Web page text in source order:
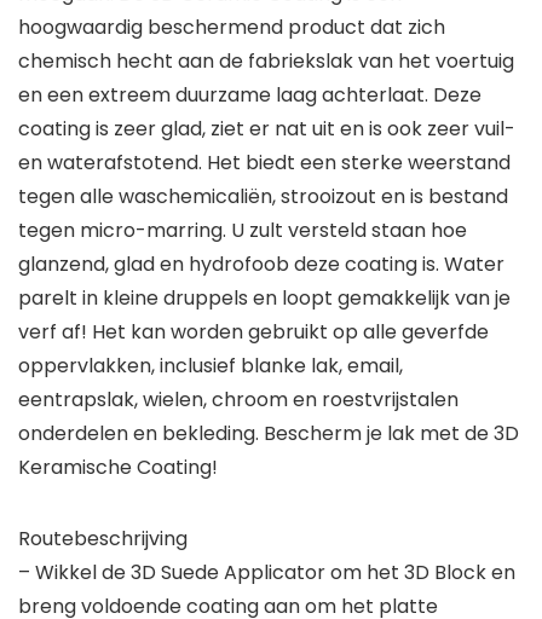
hoogwaardig beschermend product dat zich
chemisch hecht aan de fabriekslak van het voertuig
en een extreem duurzame laag achterlaat. Deze
coating is zeer glad, ziet er nat uit en is ook zeer vuil-
en waterafstotend. Het biedt een sterke weerstand
tegen alle waschemicaliën, strooizout en is bestand
tegen micro-marring. U zult versteld staan ​​hoe
glanzend, glad en hydrofoob deze coating is. Water
parelt in kleine druppels en loopt gemakkelijk van je
verf af! Het kan worden gebruikt op alle geverfde
oppervlakken, inclusief blanke lak, email,
eentrapslak, wielen, chroom en roestvrijstalen
onderdelen en bekleding. Bescherm je lak met de 3D
Keramische Coating!
Routebeschrijving
– Wikkel de 3D Suede Applicator om het 3D Block en
breng voldoende coating aan om het platte